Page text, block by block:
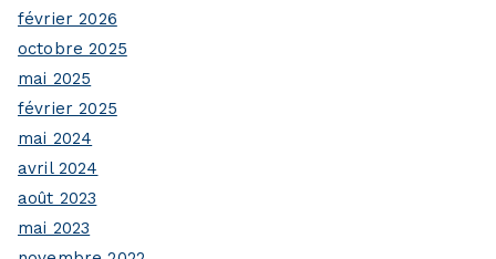
février 2026
octobre 2025
mai 2025
février 2025
mai 2024
avril 2024
août 2023
mai 2023